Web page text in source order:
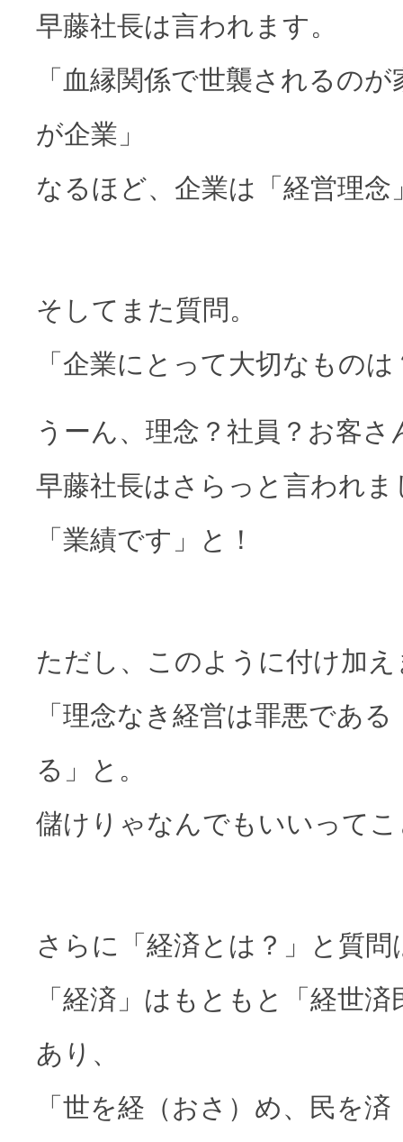
早藤社長は言われます。
「血縁関係で世襲されるの
が企業」
なるほど、企業は「経営理
そしてまた質問。
「企業にとって大切なものは
うーん、理念？社員？お客さ
早藤社長はさらっと言われま
「業績です」と！
ただし、このように付け加
「理念なき経営は罪悪であ
る」と。
儲けりゃなんでもいいって
さらに「経済とは？」と質
「経済」はもともと「経世
あり、
「世を経（おさ）め、民を